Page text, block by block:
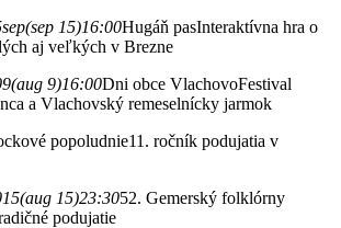
sep(sep 15)16:00Hugáň pasInteraktívna hra o
aj veľkých v Brezne
(aug 9)16:00Dni obce VlachovoFestival
a Vlachovský remeselnícky jarmok
popoludnie11. ročník podujatia v
15(aug 15)23:3052. Gemerský folklórny
podujatie